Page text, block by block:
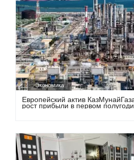
Экономика
Европейский актив
рост прибыли в первом